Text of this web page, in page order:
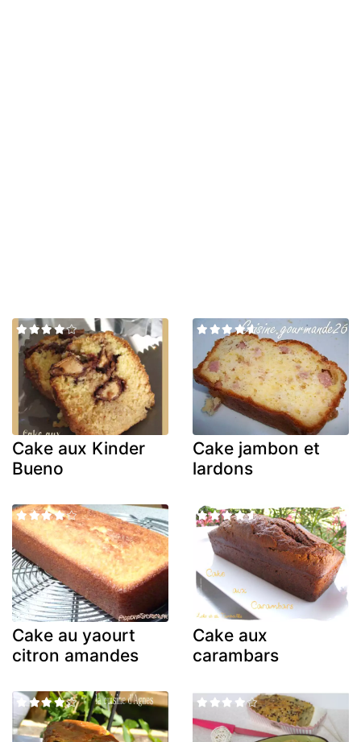
Cake aux Kinder
Bueno
Cake jambon et
lardons
Cake au yaourt
citron amandes
Cake aux
carambars